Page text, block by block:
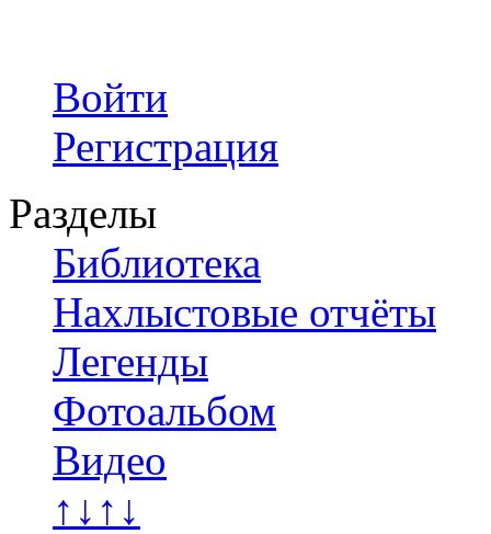
Войти
Регистрация
Разделы
Библиотека
Нахлыстовые отчёты
Легенды
Фотоальбом
Видео
↑↓↑↓